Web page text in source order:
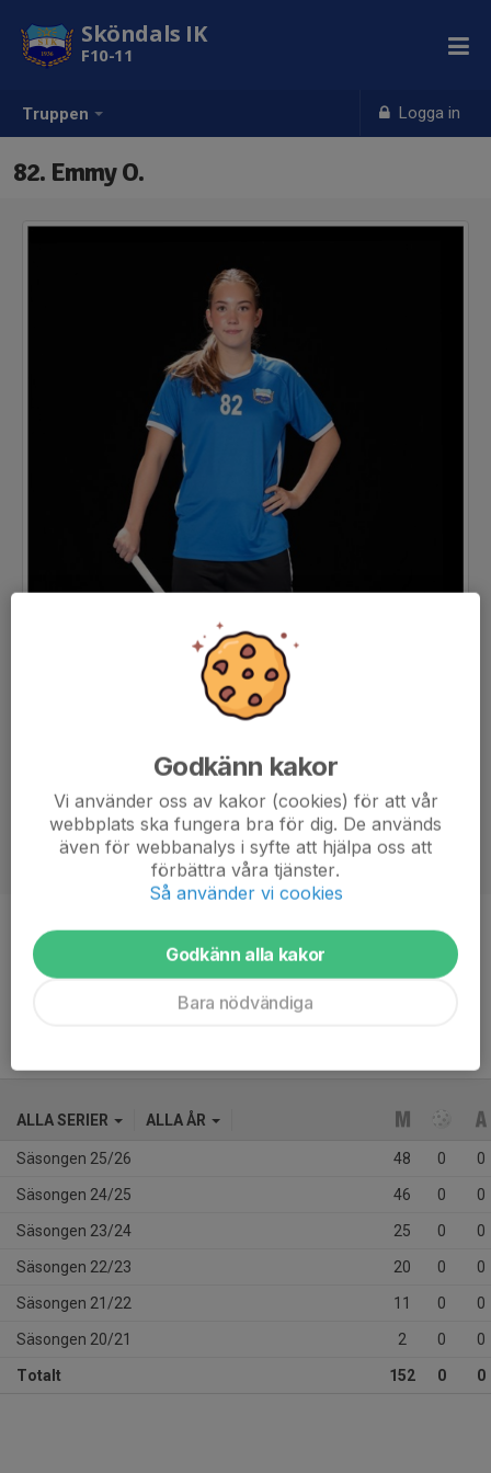
Truppen Logga in
Sköndals IK
F10-11
82. Emmy O.
Position
Ålder
ALLA SERIER ALLA ÅR
Säsongen 25/26 48 0 0
Säsongen 24/25 46 0 0
Säsongen 23/24 25 0 0
Säsongen 22/23 20 0 0
Säsongen 21/22 11 0 0
Säsongen 20/21 2 0 0
Totalt 152 0 0
Godkänn kakor
Vi använder oss av kakor (cookies) för att vår
webbplats ska fungera bra för dig. De används
även för webbanalys i syfte att hjälpa oss att
förbättra våra tjänster.
Så använder vi cookies
Godkänn alla kakor
Bara nödvändiga